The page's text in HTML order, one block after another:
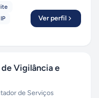
Ver perfil
Vigilância e
de Serviços